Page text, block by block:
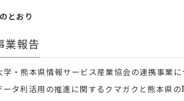
とおり
報告
学・熊本県情報サービス産業協会の連携事業に
ータ利活用の推進に関するクマガクと熊本県の